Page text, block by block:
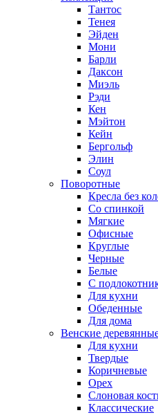
Тантос
Тенея
Эйден
Мони
Барли
Даксон
Миэль
Рэди
Кен
Мэйтон
Кейн
Бергольф
Элин
Соул
Поворотные
Кресла без
Со спинкой
Мягкие
Офисные
Круглые
Черные
Белые
С
Для кухни
Обеденные
Для дома
Венские
Для кухни
Твердые
Коричневые
Орех
Слоновая
Классические